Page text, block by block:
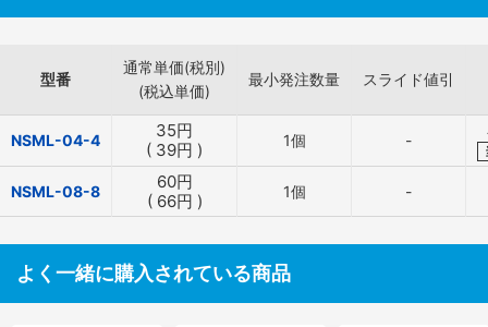
型番
通常単価(税別)
(税込単価)
最小発注数量 スライド値引
NSML-04-4 35円
( 39円 ) 1個 -
NSML-08-8 60円
( 66円 ) 1個 -
よく一緒に購入されている商品